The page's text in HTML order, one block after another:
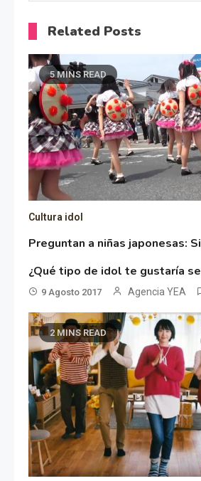
Related Posts
5 MINS READ
Cultura idol
Preguntan a niñas japonesas:
¿Qué tipo de idol te gustaría
9 Agosto 2017 Agencia YEA
2 MINS READ